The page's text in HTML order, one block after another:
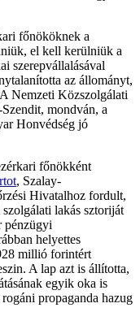
főnököknek a
el kell kerülniük a
szerepvállalásával
az állományt,
Nemzeti Közszolgálati
mondván, a
Honvédség jó
főnökként
, Szalay-
Hivatalhoz fordult,
lakás sztoriját
pénzügyi
helyettes
millió forintért
A lap azt is állította,
egyik oka is
propaganda hazug